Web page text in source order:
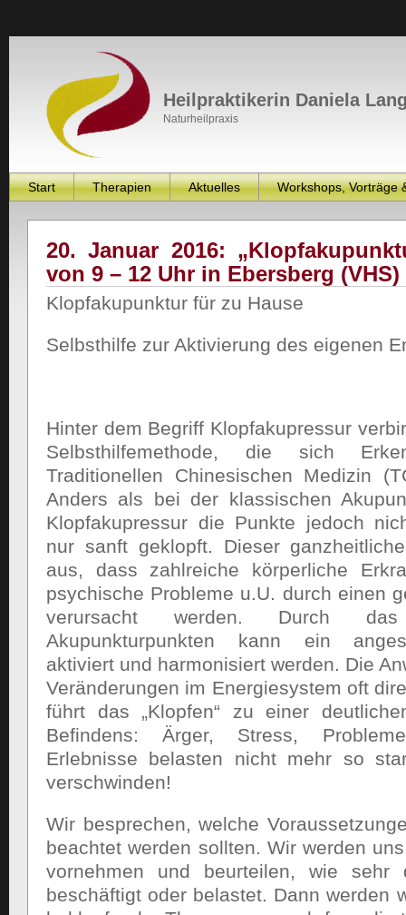
Heilpraktikerin Daniela
Naturheilpraxis
Start Therapien Aktuelles Workshops, Vorträge
20. Januar 2016:
von 9 – 12 Uhr in Ebersberg (VHS)
Klopfakupunktur für zu Hause
Selbsthilfe zur Aktivierung des eigenen
Hinter dem Begriff Klopfakupressur
Selbsthilfemethode, die sich
Traditionellen Chinesischen Medizin
Anders als bei der klassischen
Klopfakupressur die Punkte jedoch
nur sanft geklopft. Dieser
aus, dass zahlreiche körperliche
psychische Probleme u.U. durch einen
verursacht werden. Durch
Akupunkturpunkten kann ein
aktiviert und harmonisiert werden. Die
Veränderungen im Energiesystem oft
führt das „Klopfen“ zu einer
Befindens: Ärger, Stress,
Erlebnisse belasten nicht mehr so
verschwinden!
Wir besprechen, welche
beachtet werden sollten. Wir werden
vornehmen und beurteilen, wie sehr
beschäftigt oder belastet. Dann werden